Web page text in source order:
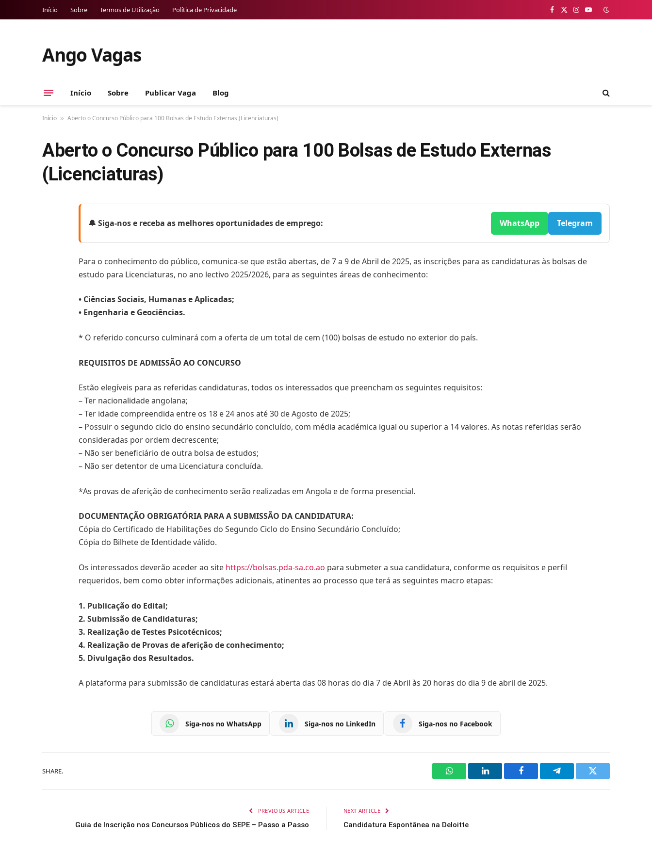
Início Sobre Termos de Utilização Política de Privacidade Facebook
X
Instagram
YouTube
Ango Vagas
Início Sobre Publicar Vaga Blog
Início » Aberto o Concurso Público para 100 Bolsas de Estudo Externas (Licenciaturas)
Aberto o Concurso Público para 100 Bolsas de Estudo Externas
(Licenciaturas)
🔔 Siga-nos e receba as melhores oportunidades de emprego: WhatsApp Telegram
Para o conhecimento do público, comunica-se que estão abertas, de 7 a 9 de Abril de 2025, as inscrições para as candidaturas às bolsas de
estudo para Licenciaturas, no ano lectivo 2025/2026, para as seguintes áreas de conhecimento:
• Ciências Sociais, Humanas e Aplicadas;
• Engenharia e Geociências.
* O referido concurso culminará com a oferta de um total de cem (100) bolsas de estudo no exterior do país.
REQUISITOS DE ADMISSÃO AO CONCURSO
Estão elegíveis para as referidas candidaturas, todos os interessados que preencham os seguintes requisitos:
– Ter nacionalidade angolana;
– Ter idade compreendida entre os 18 e 24 anos até 30 de Agosto de 2025;
– Possuir o segundo ciclo do ensino secundário concluído, com média académica igual ou superior a 14 valores. As notas referidas serão
consideradas por ordem decrescente;
– Não ser beneficiário de outra bolsa de estudos;
– Não ser detentor de uma Licenciatura concluída.
*As provas de aferição de conhecimento serão realizadas em Angola e de forma presencial.
DOCUMENTAÇÃO OBRIGATÓRIA PARA A SUBMISSÃO DA CANDIDATURA:
Cópia do Certificado de Habilitações do Segundo Ciclo do Ensino Secundário Concluído;
Cópia do Bilhete de Identidade válido.
Os interessados deverão aceder ao site https://bolsas.pda-sa.co.ao para submeter a sua candidatura, conforme os requisitos e perfil
requeridos, bem como obter informações adicionais, atinentes ao processo que terá as seguintes macro etapas:
1. Publicação do Edital;
2. Submissão de Candidaturas;
3. Realização de Testes Psicotécnicos;
4. Realização de Provas de aferição de conhecimento;
5. Divulgação dos Resultados.
A plataforma para submissão de candidaturas estará aberta das 08 horas do dia 7 de Abril às 20 horas do dia 9 de abril de 2025.
Siga-nos no WhatsApp Siga-nos no LinkedIn Siga-nos no Facebook
SHARE.
WhatsAppLinkedIn Facebook Telegram Twitter
PREVIOUS ARTICLE
Guia de Inscrição nos Concursos Públicos do SEPE – Passo a Passo
NEXT ARTICLE
Candidatura Espontânea na Deloitte